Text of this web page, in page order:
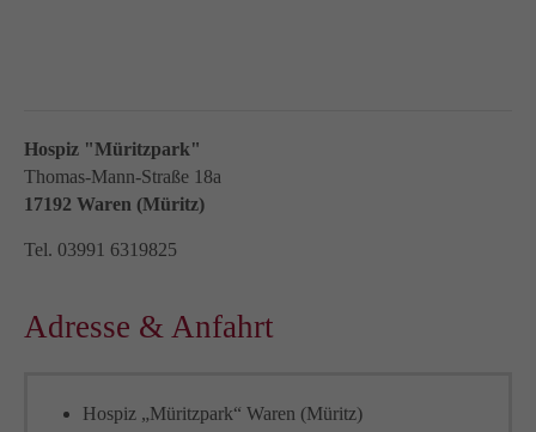
Hospiz "Müritzpark"
Thomas-Mann-Straße 18a
17192 Waren (Müritz)
Tel. 03991 6319825
Adresse & Anfahrt
Hospiz „Müritzpark“ Waren (Müritz)